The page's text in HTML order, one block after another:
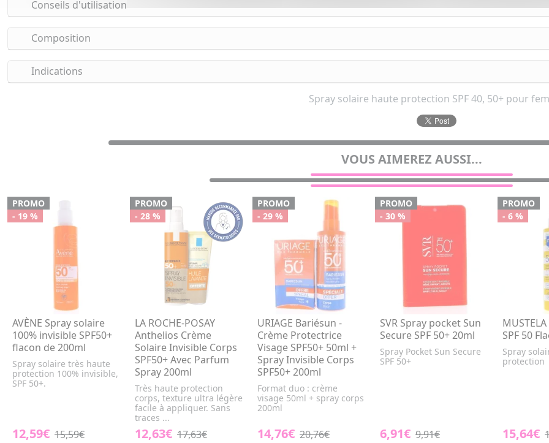
Conseils d'utilisation
Composition
Indications
Spray solaire haute protection SPF 40, 50+ pour
VOUS AIMEREZ AUSSI...
PROMO
- 19 %
AVÈNE Spray solaire
100% invisible SPF50+
flacon de 200ml
Spray solaire très haute
protection 100% invisible,
SPF 50+.
12,59€ 15,59€
PROMO
- 28 %
LA ROCHE-POSAY
Anthelios Crème
Solaire Invisible Corps
SPF50+ Avec Parfum
Spray 200ml
Très haute protection
corps, texture ultra légère
facile à appliquer. Sans
traces ...
12,63€ 17,63€
PROMO
- 29 %
URIAGE Bariésun -
Crème Protectrice
Visage SPF50+ 50ml +
Spray Invisible Corps
SPF50+ 200ml
Format duo : crème
visage 50ml + spray corps
200ml
14,76€ 20,76€
PROMO
- 30 %
SVR Spray pocket Sun
Secure SPF 50+ 20ml
Spray Pocket Sun Secure
SPF 50+
6,91€ 9,91€
PROMO
- 6 %
SPF 50
Spray
protection
15,64€